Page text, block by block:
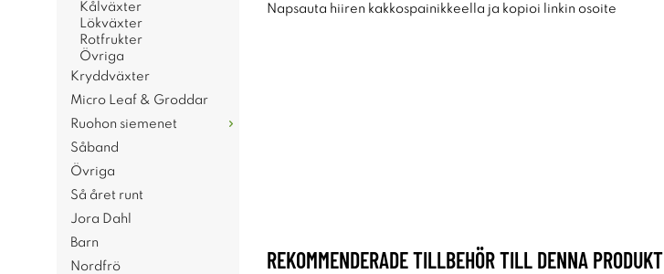
Kålväxter
Lökväxter
Rotfrukter
Övriga
Kryddväxter
Micro Leaf & Groddar
Ruohon siemenet
Såband
Övriga
Så året runt
Jora Dahl
Barn
Nordfrö
Napsauta hiiren kakkospainikkeella ja kopioi linkin osoite
REKOMMENDERADE TILLBEHÖR TILL DENNA PRODUKT